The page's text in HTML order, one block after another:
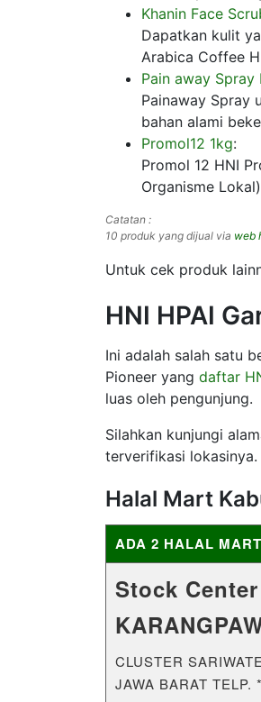
Khanin Face
Dapatkan kulit
Arabica Coffee
Pain away Spray
Painaway Spray
bahan alami
Promol12 1kg:
Promol 12 HNI
Organisme
Catatan :
10 produk yang dijual via web
Untuk cek produk
HNI HPAI
Ini adalah salah satu
Pioneer yang daftar
luas oleh pengunjung.
Silahkan kunjungi
terverifikasi lokasinya.
Halal Mart
ADA 2 HALAL
Stock
CLUSTER
JAWA BARAT TELP.